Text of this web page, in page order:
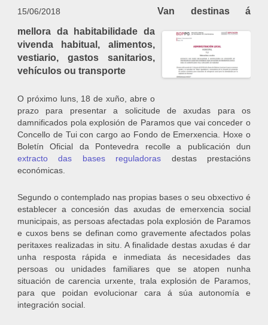
15/06/2018
Van destinas á
mellora da habitabilidade da
vivenda habitual, alimentos,
vestiario, gastos sanitarios,
vehículos ou transporte
O próximo luns, 18 de xuño, abre o
prazo para presentar a solicitude de axudas para os
damnificados pola explosión de Paramos que vai conceder o
Concello de Tui con cargo ao Fondo de Emerxencia. Hoxe o
Boletín Oficial da Pontevedra recolle a publicación dun
extracto das bases reguladoras destas prestacións
económicas.
Segundo o contemplado nas propias bases o seu obxectivo é
establecer a concesión das axudas de emerxencia social
municipais, as persoas afectadas pola explosión de Paramos
e cuxos bens se definan como gravemente afectados polas
peritaxes realizadas in situ. A finalidade destas axudas é dar
unha resposta rápida e inmediata ás necesidades das
persoas ou unidades familiares que se atopen nunha
situación de carencia urxente, trala explosión de Paramos,
para que poidan evolucionar cara á súa autonomía e
integración social.